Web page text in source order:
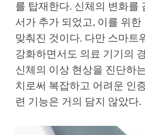
를 탑재한다. 신체의 변화를
서가 추가 되었고, 이를 위한
맞춰진 것이다. 다만 스마트
강화하면서도 의료 기기의
신체의 이상 현상을 진단하
치로써 복잡하고 어려운 인
련 기능은 거의 담지 않았다.